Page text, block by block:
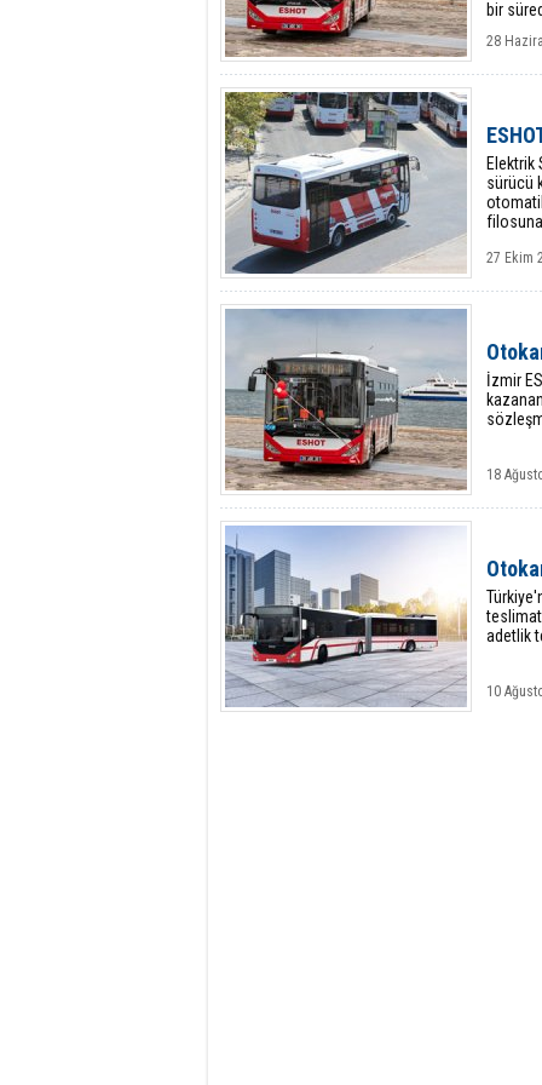
bir
28
Elektrik
sürücü
filosuna
27 Ekim
İzmir
18
adetlik
10